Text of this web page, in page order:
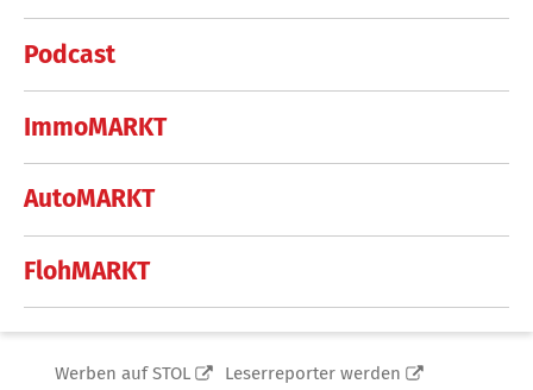
Podcast
ImmoMARKT
AutoMARKT
FlohMARKT
Werben auf STOL
Leserreporter werden